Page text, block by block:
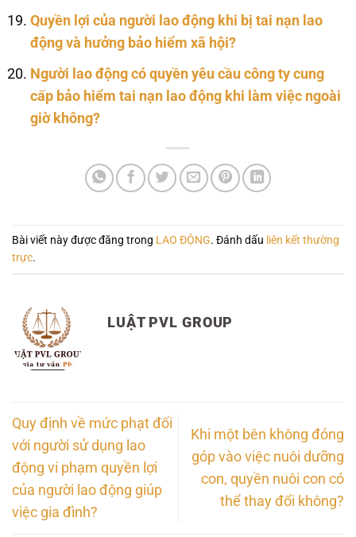
Quyền lợi của người lao động khi bị tai nạn lao
động và hưởng bảo hiểm xã hội?
Người lao động có quyền yêu cầu công ty cung
cấp bảo hiểm tai nạn lao động khi làm việc ngoài
giờ không?
Bài viết này được đăng trong LAO ĐỘNG. Đánh dấu liên kết thường
trực.
LUẬT PVL GROUP
Quy định về mức phạt đối
với người sử dụng lao
động vi phạm quyền lợi
của người lao động giúp
việc gia đình?
Khi một bên không đóng
góp vào việc nuôi dưỡng
con, quyền nuôi con có
thể thay đổi không?